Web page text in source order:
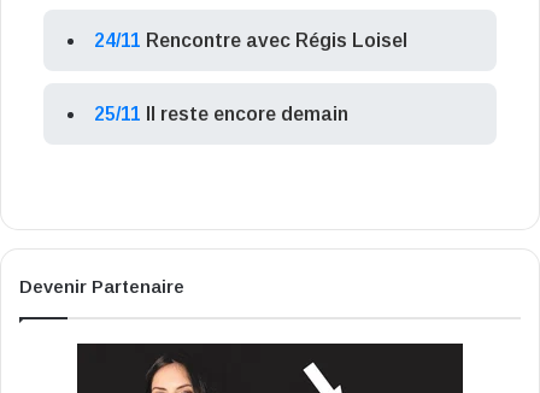
24/11 Rencontre avec Régis Loisel
25/11 Il reste encore demain
Devenir Partenaire